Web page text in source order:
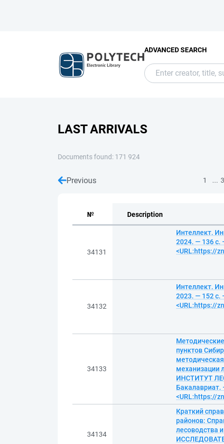
ADVANCED SEARCH
LAST ARRIVALS
Documents found: 171 924
Previous 1 ...
№ Description
34131
Интеллект.
2024. — 136 с.
<URL:https://
34132
Интеллект.
2023. — 152 с.
<URL:https://
34133
пунктов
ИНСТИТУТ
Бакалавриат.
<URL:https://
34134
Краткий
районов:
лесоводства